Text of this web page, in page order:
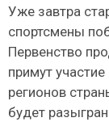
Уже завтра
спортсмены
Первенство
примут
регионов
будет